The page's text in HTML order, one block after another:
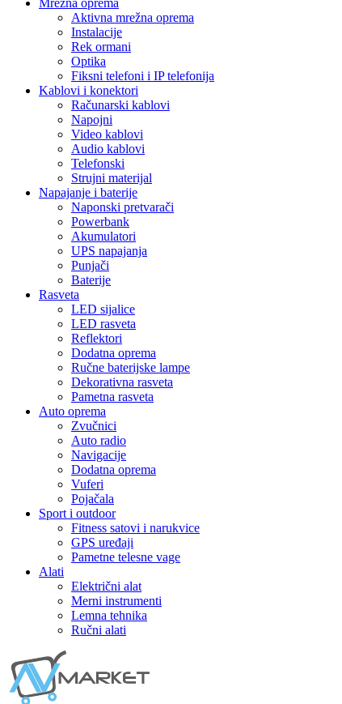
Aktivna mrežna oprema
Instalacije
Rek ormani
Optika
Fiksni telefoni i IP telefonija
Kablovi i konektori
Računarski kablovi
Napojni
Video kablovi
Audio kablovi
Telefonski
Strujni materijal
Napajanje i baterije
Naponski pretvarači
Powerbank
Akumulatori
UPS napajanja
Punjači
Baterije
Rasveta
LED sijalice
LED rasveta
Reflektori
Dodatna oprema
Ručne baterijske lampe
Dekorativna rasveta
Pametna rasveta
Auto oprema
Zvučnici
Auto radio
Navigacije
Dodatna oprema
Vuferi
Pojačala
Sport i outdoor
Fitness satovi i narukvice
GPS uređaji
Pametne telesne vage
Alati
Električni alat
Merni instrumenti
Lemna tehnika
Ručni alati